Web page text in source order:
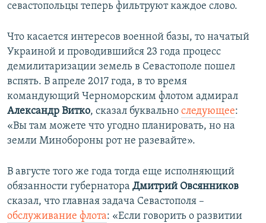
севастопольцы теперь фильтруют каждое слово.
Что касается интересов военной базы, то начатый
Украиной и проводившийся 23 года процесс
демилитаризации земель в Севастополе пошел
вспять. В апреле 2017 года, в то время
командующий Черноморским флотом адмирал
Александр Витко, сказал буквально следующее:
«Вы там можете что угодно планировать, но на
земли Минобороны рот не разевайте».
В августе того же года тогда еще исполняющий
обязанности губернатора Дмитрий Овсянников
сказал, что главная задача Севастополя –
обслуживание флота: «Если говорить о развитии